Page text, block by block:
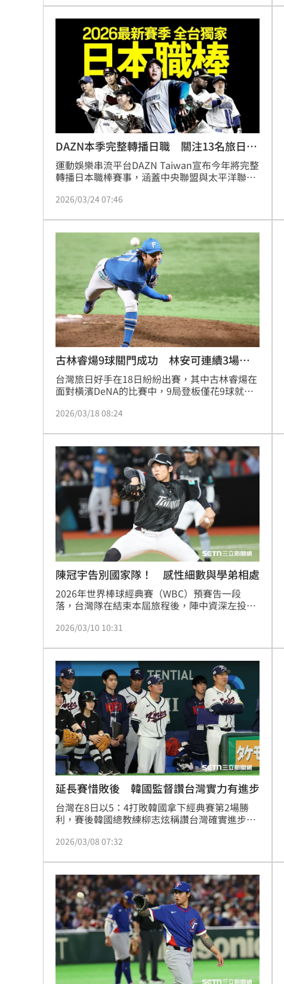
DAZN本季完整轉播日職 關注13名旅日球
員
運動娛樂串流平台DAZN Taiwan宣布今年將完整
轉播日本職棒賽事，涵蓋中央聯盟與太平洋聯
展開旅日生涯的徐若熙、林安可與林家正。
2026/03/24 07:46
古林睿煬9球關門成功 林安可連續3場敲
安
台灣旅日好手在18日紛紛出賽，其中古林睿煬在
面對橫濱DeNA的比賽中，9局登板僅花9球就完
林安可，則是個人首打席就敲安，連續3場熱身
2026/03/18 08:24
陳冠宇告別國家隊！ 感性細數與學弟相處
2026年世界棒球經典賽（WBC）預賽告一段
落，台灣隊在結束本屆旅程後，陣中資深左投陳
學弟相處的點滴，更正式宣布結束長達20年的國
2026/03/10 10:31
延長賽惜敗後 韓國監督讚台灣實力有進步
台灣在8日以5：4打敗韓國拿下經典賽第2場勝
利，賽後韓國總教練柳志炫稱讚台灣確實進步很
2026/03/08 07:32